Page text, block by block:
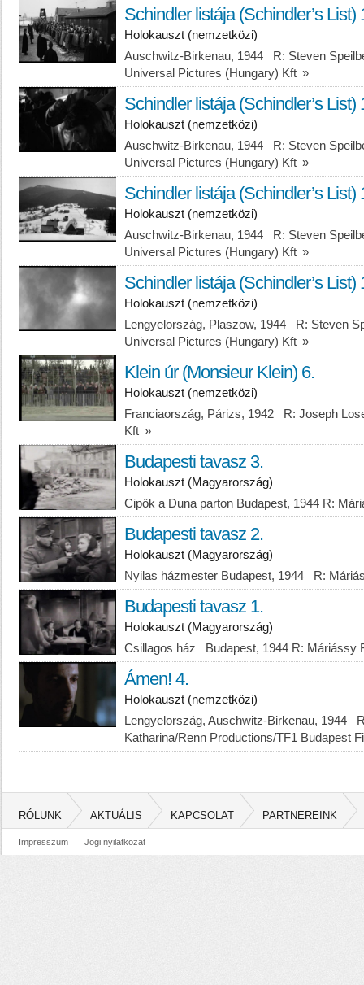
Schindler listája (Schindler’s List)
Holokauszt (nemzetközi)
Auschwitz-Birkenau, 1944 R: Steven
Universal Pictures (Hungary) Kft »
Schindler listája (Schindler’s List)
Holokauszt (nemzetközi)
Auschwitz-Birkenau, 1944 R: Steven
Universal Pictures (Hungary) Kft »
Schindler listája (Schindler’s List)
Holokauszt (nemzetközi)
Auschwitz-Birkenau, 1944 R: Steven
Universal Pictures (Hungary) Kft »
Schindler listája (Schindler’s List)
Holokauszt (nemzetközi)
Lengyelország, Plaszow, 1944 R: Steven
Universal Pictures (Hungary) Kft »
Klein úr (Monsieur Klein) 6.
Holokauszt (nemzetközi)
Franciaország, Párizs, 1942 R: Joseph
Kft »
Budapesti tavasz 3.
Holokauszt (Magyarország)
Cipők a Duna parton Budapest, 1944 R:
Budapesti tavasz 2.
Holokauszt (Magyarország)
Nyilas házmester Budapest, 1944 R:
Budapesti tavasz 1.
Holokauszt (Magyarország)
Csillagos ház Budapest, 1944 R: Máriássy
Ámen! 4.
Holokauszt (nemzetközi)
Lengyelország, Auschwitz-Birkenau, 1944
Katharina/Renn Productions/TF1 Budapest
RÓLUNK AKTUÁLIS KAPCSOLAT PARTNEREINK
Impresszum Jogi nyilatkozat